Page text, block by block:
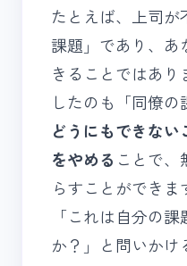
たとえば、上司が
課題」であり、あ
きることではあ
したのも「同僚の
どうにもできな
をやめる ことで
らすことができま
「これは自分の
か？」と問いか